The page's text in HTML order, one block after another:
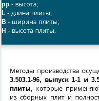
pp - высота;
L - длина плиты;
B - ширина плиты;
H - высота плиты.
Методы производства
3.503.1-96, выпуск 1-1 и
плиты, которые
из сборных плит и